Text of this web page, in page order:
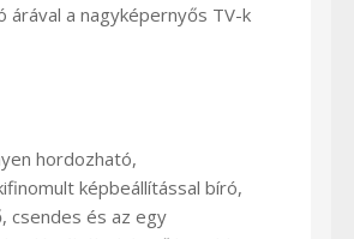
a nagyképernyős TV-k
hordozható,
képbeállítással bíró,
csendes és az egy